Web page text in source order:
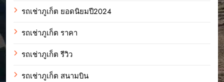
รถเช่าภูเก็ต ยอดนิยมปี2024
รถเช่าภูเก็ต ราคา
รถเช่าภูเก็ต รีวิว
รถเช่าภูเก็ต สนามบิน